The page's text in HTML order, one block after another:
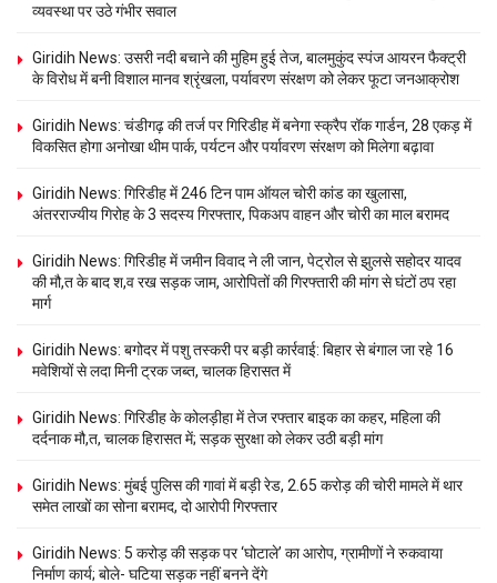
व्यवस्था पर उठे गंभीर सवाल
Giridih News: उसरी नदी बचाने की मुहिम हुई तेज, बालमुकुंद स्पंज आयरन फैक्ट्री
के विरोध में बनी विशाल मानव श्रृंखला, पर्यावरण संरक्षण को लेकर फूटा जनआक्रोश
Giridih News: चंडीगढ़ की तर्ज पर गिरिडीह में बनेगा स्क्रैप रॉक गार्डन, 28 एकड़ में
विकसित होगा अनोखा थीम पार्क, पर्यटन और पर्यावरण संरक्षण को मिलेगा बढ़ावा
Giridih News: गिरिडीह में 246 टिन पाम ऑयल चोरी कांड का खुलासा,
अंतरराज्यीय गिरोह के 3 सदस्य गिरफ्तार, पिकअप वाहन और चोरी का माल बरामद
Giridih News: गिरिडीह में जमीन विवाद ने ली जान, पेट्रोल से झुलसे सहोदर यादव
की मौ,त के बाद श,व रख सड़क जाम, आरोपितों की गिरफ्तारी की मांग से घंटों ठप रहा
मार्ग
Giridih News: बगोदर में पशु तस्करी पर बड़ी कार्रवाई: बिहार से बंगाल जा रहे 16
मवेशियों से लदा मिनी ट्रक जब्त, चालक हिरासत में
Giridih News: गिरिडीह के कोलड़ीहा में तेज रफ्तार बाइक का कहर, महिला की
दर्दनाक मौ,त, चालक हिरासत में; सड़क सुरक्षा को लेकर उठी बड़ी मांग
Giridih News: मुंबई पुलिस की गावां में बड़ी रेड, 2.65 करोड़ की चोरी मामले में थार
समेत लाखों का सोना बरामद, दो आरोपी गिरफ्तार
Giridih News: 5 करोड़ की सड़क पर ‘घोटाले’ का आरोप, ग्रामीणों ने रुकवाया
निर्माण कार्य; बोले- घटिया सड़क नहीं बनने देंगे